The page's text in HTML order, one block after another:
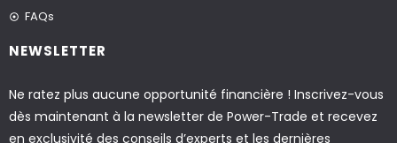
FAQs
NEWSLETTER
Ne ratez plus aucune opportunité financière ! Inscrivez-vous
dès maintenant à la newsletter de Power-Trade et recevez
en exclusivité des conseils d’experts et les dernières